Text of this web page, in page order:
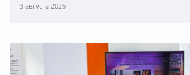
3 августа 2026